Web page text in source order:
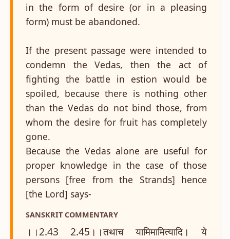
in the form of desire (or in a pleasing
form) must be abandoned.
If the present passage were intended to
condemn the Vedas, then the act of
fighting the battle in estion would be
spoiled, because there is nothing other
than the Vedas do not bind those, from
whom the desire for fruit has completely
gone.
Because the Vedas alone are useful for
proper knowledge in the case of those
persons [free from the Strands] hence
[the Lord] says-
SANSKRIT COMMENTARY
।।2.43 2.45।।तथाच यामिमामित्यादि। ये